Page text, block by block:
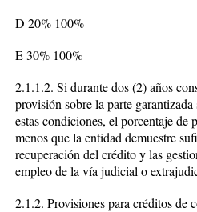
D 20% 100%
E 30% 100%
2.1.1.2. Si durante dos (2) años
provisión sobre la parte
estas condiciones, el porcentaje de
menos que la entidad demuestre
recuperación del crédito y las
empleo de la vía judicial o
2.1.2. Provisiones para créditos de